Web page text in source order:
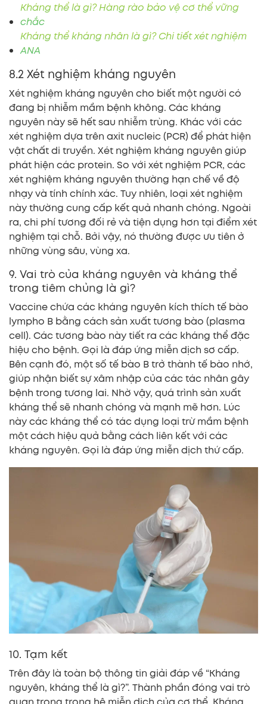
Kháng thể là gì? Hàng rào bảo vệ cơ thể vững
chắc
Kháng thể kháng nhân là gì? Chi tiết xét nghiệm
ANA
8.2 Xét nghiệm kháng nguyên
Xét nghiệm kháng nguyên cho biết một người có
đang bị nhiễm mầm bệnh không. Các kháng
nguyên này sẽ hết sau nhiễm trùng. Khác với các
xét nghiệm dựa trên axit nucleic (PCR) để phát hiện
vật chất di truyền. Xét nghiệm kháng nguyên giúp
phát hiện các protein. So với xét nghiệm PCR, các
xét nghiệm kháng nguyên thường hạn chế về độ
nhạy và tính chính xác. Tuy nhiên, loại xét nghiệm
này thường cung cấp kết quả nhanh chóng. Ngoài
ra, chi phí tương đối rẻ và tiện dụng hơn tại điểm xét
nghiệm tại chỗ. Bởi vậy, nó thường được ưu tiên ở
những vùng sâu, vùng xa.
9. Vai trò của kháng nguyên và kháng thể
trong tiêm chủng là gì?
Vaccine chứa các kháng nguyên kích thích tế bào
lympho B bằng cách sản xuất tương bào (plasma
cell). Các tương bào này tiết ra các kháng thể đặc
hiệu cho bệnh. Gọi là đáp ứng miễn dịch sơ cấp.
Bên cạnh đó, một số tế bào B trở thành tế bào nhớ,
giúp nhận biết sự xâm nhập của các tác nhân gây
bệnh trong tương lai. Nhờ vậy, quá trình sản xuất
kháng thể sẽ nhanh chóng và mạnh mẽ hơn. Lúc
này các kháng thể có tác dụng loại trừ mầm bệnh
một cách hiệu quả bằng cách liên kết với các
kháng nguyên. Gọi là đáp ứng miễn dịch thứ cấp.
10. Tạm kết
Trên đây là toàn bộ thông tin giải đáp về “Kháng
nguyên, kháng thể là gì?”. Thành phần đóng vai trò